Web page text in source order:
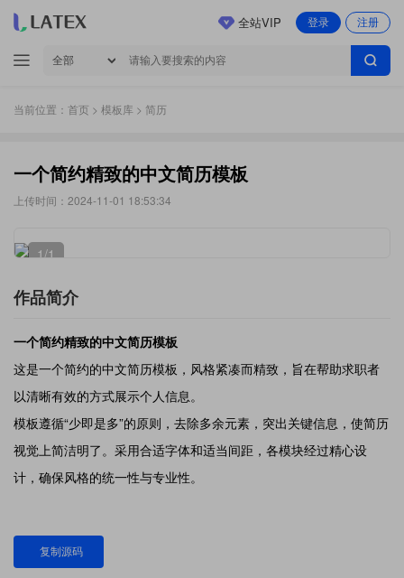
登录 注册
全站VIP
当前位置： 首页 > 模板库 > 简历
一个简约精致的中文简历模板
上传时间：2024-11-01 18:53:34
1/1
作品简介
一个简约精致的中文简历模板
这是一个简约的中文简历模板，风格紧凑而精致，旨在帮助求职者
以清晰有效的方式展示个人信息。
模板遵循“少即是多”的原则，去除多余元素，突出关键信息，使简历
视觉上简洁明了。采用合适字体和适当间距，各模块经过精心设
计，确保风格的统一性与专业性。
复制源码